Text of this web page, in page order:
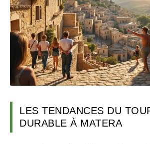
LES TENDANCES DU
DURABLE À MATERA